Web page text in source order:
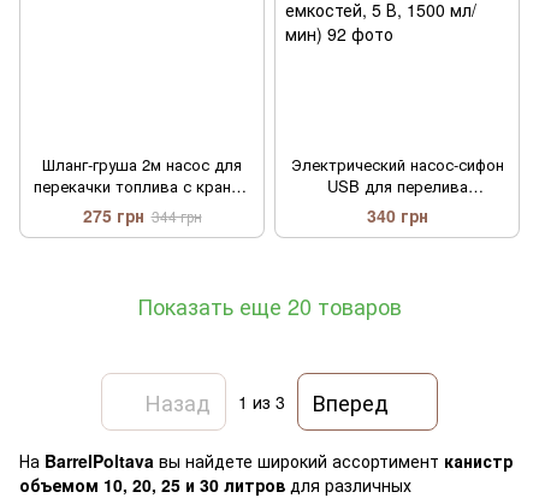
Шланг-груша 2м насос для
перекачки топлива с краном
жидкости ручной резиновый
275 грн 344 грн
Электрический насос-сифон
USB для перелива
жидкостей, пива, вина,
браги, воды (насос для
340 грн
Показать еще 20 товаров
Назад 1 из 3 Вперед
На BarrelPoltava вы найдете широкий ассортимент канистр
объемом 10, 20, 25 и 30 литров для различных